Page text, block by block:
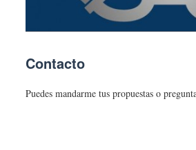
Contacto
Puedes mandarme tus propuestas o